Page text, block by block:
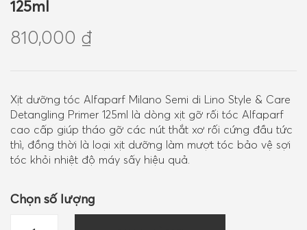
125ml
810,000 ₫
Xịt dưỡng tóc Alfaparf Milano Semi di Lino Style & Care
Detangling Primer 125ml là dòng xịt gỡ rối tóc Alfaparf
cao cấp giúp tháo gỡ các nút thắt xơ rối cứng đầu tức
thì, đồng thời là loại xịt dưỡng làm mượt tóc bảo vệ sợi
tóc khỏi nhiệt độ máy sấy hiệu quả.
Chọn số lượng